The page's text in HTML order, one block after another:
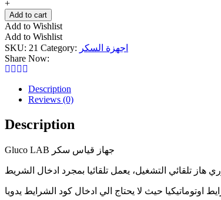
جلوكولاب
quantity
+
Add to cart
Add to Wishlist
Add to Wishlist
SKU: 21 Category: اجهزة السكر
Share Now:
Description
Reviews (0)
Description
Gluco LAB جهاز قياس سكر
هاز تلقائي التشغيل، يعمل تلقائيا بمجرد ادخال الشريط
اوتوماتيكيا حيث لا يحتاج الي ادخال كود الشرايط يدويا